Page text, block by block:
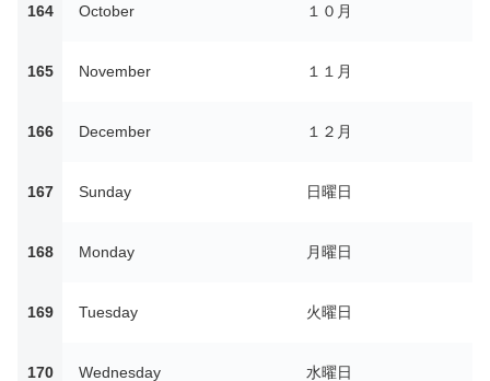
164 October １０月
165 November １１月
166 December １２月
167 Sunday 日曜日
168 Monday 月曜日
169 Tuesday 火曜日
170 Wednesday 水曜日